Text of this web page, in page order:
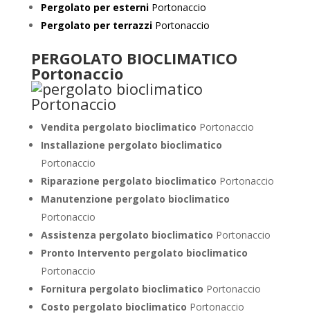
Pergolato per esterniPortonaccio
Pergolato per terrazziPortonaccio
PERGOLATO BIOCLIMATICO
Portonaccio
Vendita pergolato bioclimatico Portonaccio
Installazione pergolato bioclimatico
Portonaccio
Riparazione pergolato bioclimatico Portonaccio
Manutenzione pergolato bioclimatico
Portonaccio
Assistenza pergolato bioclimatico Portonaccio
Pronto Intervento pergolato bioclimatico
Portonaccio
Fornitura pergolato bioclimatico Portonaccio
Costo pergolato bioclimatico Portonaccio